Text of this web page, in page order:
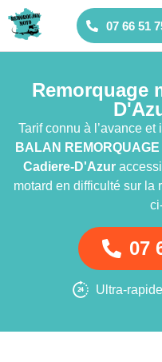
07 66 51
Remorquage
Tarif connu à l’avance
BALAN REMORQUAGE
Cadiere-D'Azur
motard en difficulté sur la
07
Ultra-rapide